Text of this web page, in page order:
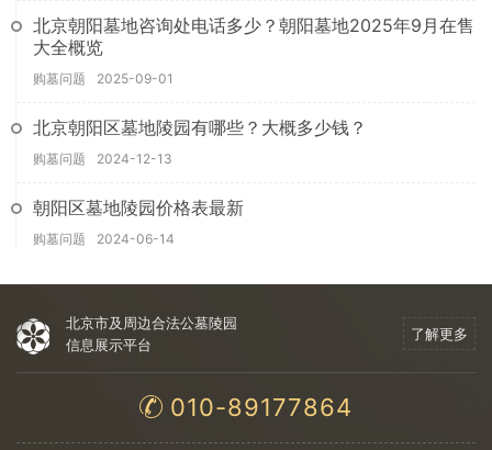
北京朝阳墓地咨询处电话多少？朝阳墓地2025年9月在售
大全概览
购墓问题 2025-09-01
北京朝阳区墓地陵园有哪些？大概多少钱？
购墓问题 2024-12-13
朝阳区墓地陵园价格表最新
购墓问题 2024-06-14
北京市及周边合法公墓陵园
信息展示平台
了解更多
010-89177864